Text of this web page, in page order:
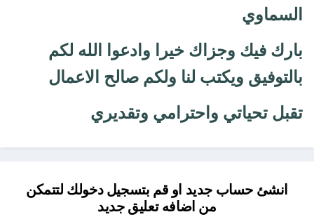
السماوي
بارك فيك وجزاك خيرا وادعوا الله لكم
بالتوفيق ويكتب لنا ولكم صالح الاعمال
تقبل تحياتي واحترامي وتقديري
انشئ حساب جديد او قم بتسجيل دخولك لتتمكن
من اضافه تعليق جديد